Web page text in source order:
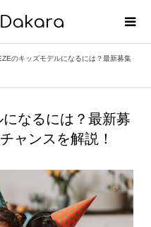
のキッズモデルになるには？最新募集
になるには？最新募
ャンスを解説！